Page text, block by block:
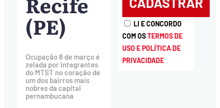
(PE)
Ocupação 8 de março é
zelada por integrantes
do MTST no coração de
um dos bairros mais
nobres da capital
pernambucana
LI E CONCORDO
COM OSTERMOS DE
USO E POLÍTICA DE
PRIVACIDADE